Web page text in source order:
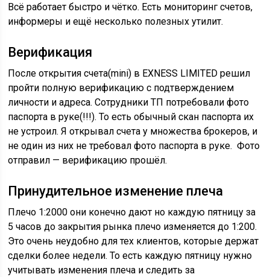
Всё работает быстро и чётко. Есть мониторинг счетов,
информеры и ещё несколько полезных утилит.
Верификация
После открытия счета(mini) в EXNESS LIMITED решил
пройти полную верификацию с подтверждением
личности и адреса. Сотрудники ТП потребовали фото
паспорта в руке(!!!). То есть обычный скан паспорта их
не устроил. Я открывал счета у множества брокеров, и
не один из них не требовал фото паспорта в руке. Фото
отправил — верификацию прошёл.
Принудительное изменение плеча
Плечо 1:2000 они конечно дают но каждую пятницу за
5 часов до закрытия рынка плечо изменяется до 1:200.
Это очень неудобно для тех клиентов, которые держат
сделки более недели. То есть каждую пятницу нужно
учитывать изменения плеча и следить за